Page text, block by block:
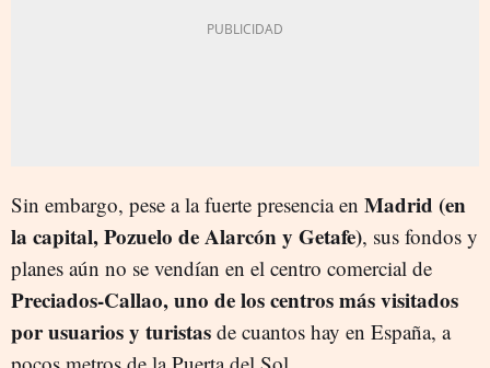
Sin embargo, pese a la fuerte presencia en Madrid (en
la capital, Pozuelo de Alarcón y Getafe), sus fondos y
planes aún no se vendían en el centro comercial de
Preciados-Callao, uno de los centros más visitados
por usuarios y turistas de cuantos hay en España, a